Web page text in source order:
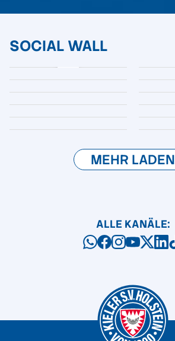
SOCIAL WALL
MEHR LADEN
ALLE KANÄLE: